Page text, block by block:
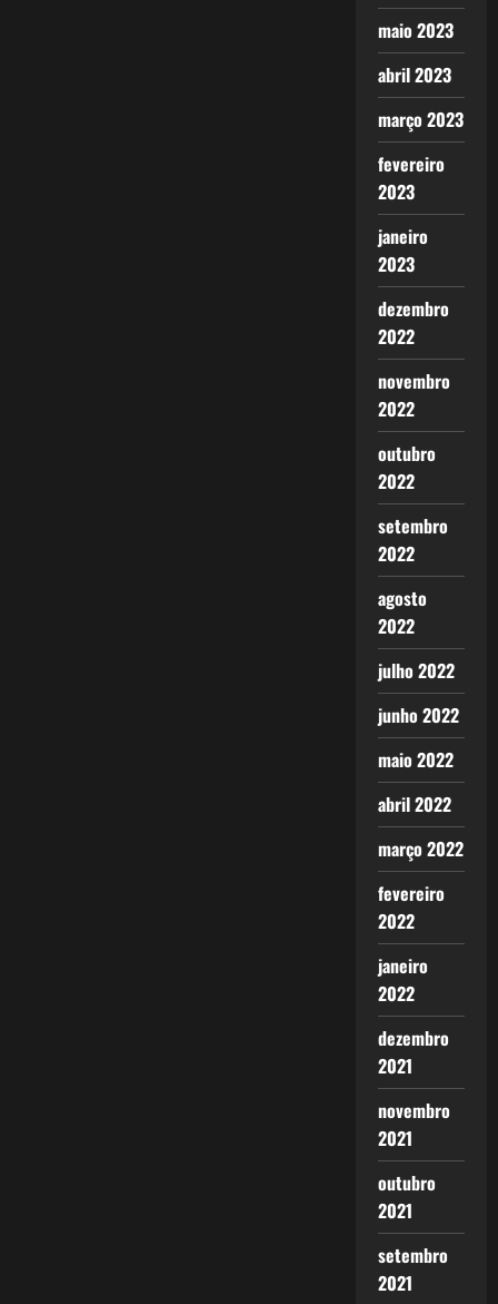
maio 2023
abril 2023
março 2023
fevereiro
2023
janeiro
2023
dezembro
2022
novembro
2022
outubro
2022
setembro
2022
agosto
2022
julho 2022
junho 2022
maio 2022
abril 2022
março 2022
fevereiro
2022
janeiro
2022
dezembro
2021
novembro
2021
outubro
2021
setembro
2021